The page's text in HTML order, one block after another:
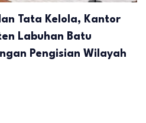
Tata Kelola, Kantor
Labuhan Batu
Pengisian Wilayah